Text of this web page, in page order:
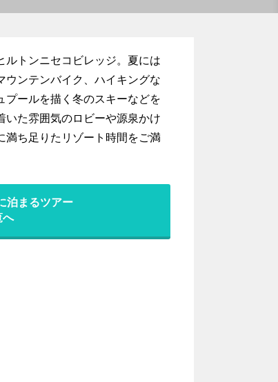
ルトンニセコビレッジ。夏には
ウンテンバイク、ハイキングな
プールを描く冬のスキーなどを
いた雰囲気のロビーや源泉かけ
満ち足りたリゾート時間をご満
泊まるツアー
へ